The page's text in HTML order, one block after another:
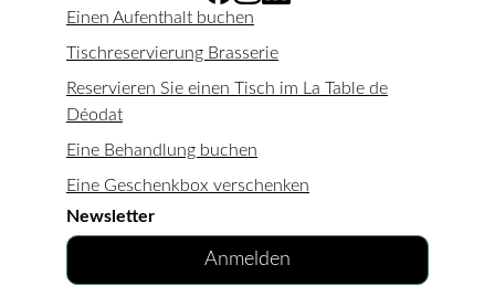
Einen Aufenthalt buchen
Tischreservierung Brasserie
Reservieren Sie einen Tisch im La Table de
Déodat
Eine Behandlung buchen
Eine Geschenkbox verschenken
Newsletter
Anmelden